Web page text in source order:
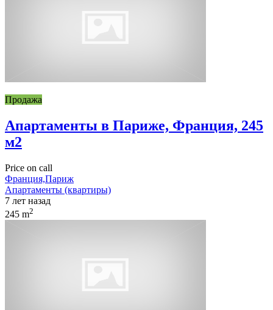
Продажа
Апартаменты в Париже, Франция, 245
м2
Price on call
Франция,Париж
Апартаменты (квартиры)
7 лет назад
245 m2